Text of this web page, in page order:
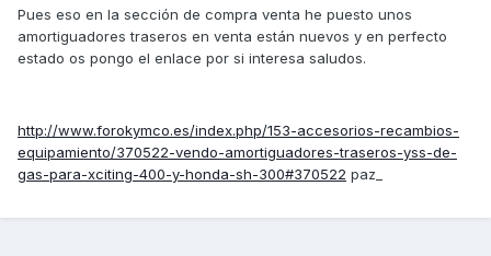
Pues eso en la sección de compra venta he puesto unos
amortiguadores traseros en venta están nuevos y en perfecto
estado os pongo el enlace por si interesa saludos.
http://www.forokymco.es/index.php/153-accesorios-recambios-
equipamiento/370522-vendo-amortiguadores-traseros-yss-de-
gas-para-xciting-400-y-honda-sh-300#370522 paz_